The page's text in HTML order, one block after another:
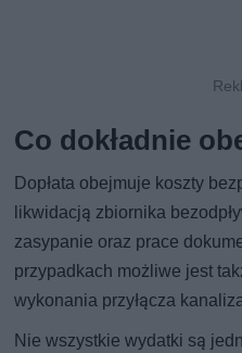
Co dokładnie
Dopłata obejmuje koszty
likwidacją zbiornika
zasypanie oraz prace
przypadkach możliwe jest
wykonania przyłącza
Nie wszystkie wydatki są